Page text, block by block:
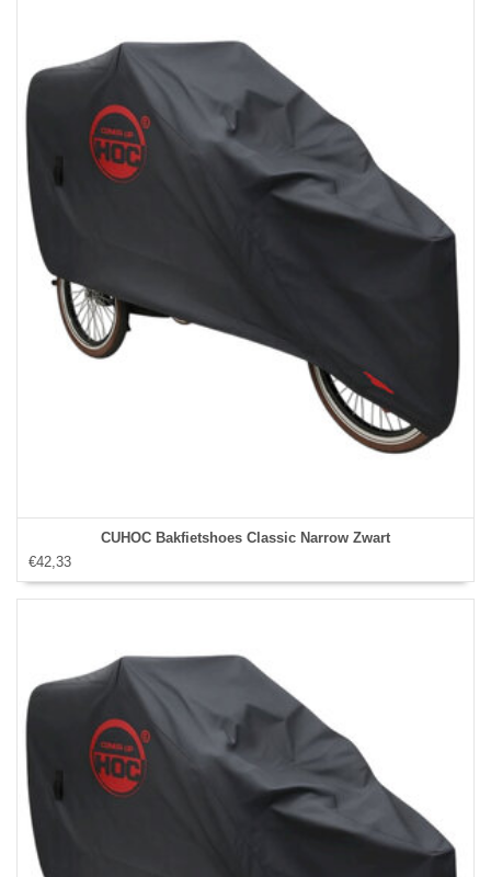
CUHOC Bakfietshoes Classic Narrow Zwart
€42,33